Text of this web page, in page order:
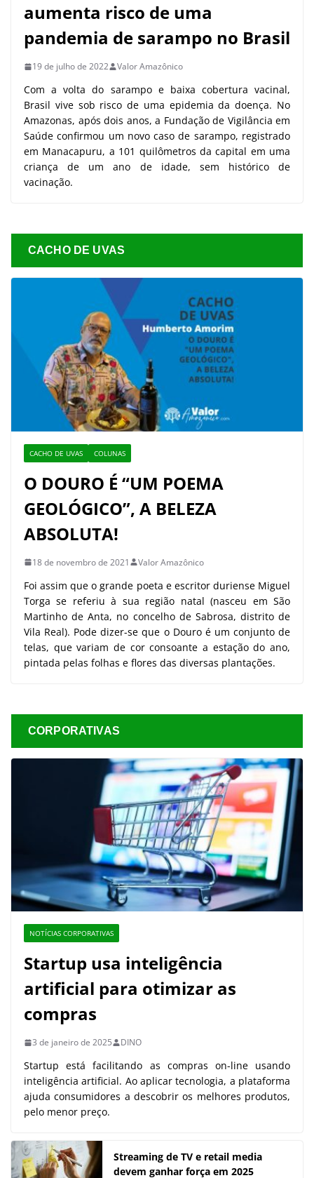
aumenta risco de uma
pandemia de sarampo no Brasil
19 de julho de 2022 Valor Amazônico
Com a volta do sarampo e baixa cobertura vacinal,
Brasil vive sob risco de uma epidemia da doença. No
Amazonas, após dois anos, a Fundação de Vigilância em
Saúde confirmou um novo caso de sarampo, registrado
em Manacapuru, a 101 quilômetros da capital em uma
criança de um ano de idade, sem histórico de
vacinação.
CACHO DE UVAS
CACHO DE UVAS COLUNAS
O DOURO É “UM POEMA
GEOLÓGICO”, A BELEZA
ABSOLUTA!
18 de novembro de 2021 Valor Amazônico
Foi assim que o grande poeta e escritor duriense Miguel
Torga se referiu à sua região natal (nasceu em São
Martinho de Anta, no concelho de Sabrosa, distrito de
Vila Real). Pode dizer-se que o Douro é um conjunto de
telas, que variam de cor consoante a estação do ano,
pintada pelas folhas e flores das diversas plantações.
CORPORATIVAS
NOTÍCIAS CORPORATIVAS
Startup usa inteligência
artificial para otimizar as
compras
3 de janeiro de 2025 DINO
Startup está facilitando as compras on-line usando
inteligência artificial. Ao aplicar tecnologia, a plataforma
ajuda consumidores a descobrir os melhores produtos,
pelo menor preço.
Streaming de TV e retail media
devem ganhar força em 2025